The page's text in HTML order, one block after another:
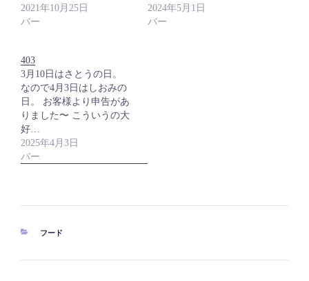
2021年10月25日
バー
2024年5月1日
バー
403
3月10日はさとうの日。
なので4月3日はしおみの
日。 お客様より申告があ
りました〜 こういうの大
好…
2025年4月3日
バー
カ
フード